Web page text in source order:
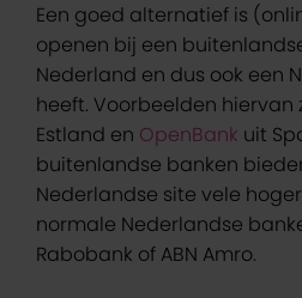
Een goed alternatief is
openen bij een
Nederland en dus ook een
heeft. Voorbeelden hiervan
Estland en OpenBank uit
buitenlandse banken
Nederlandse site vele
normale Nederlandse
Rabobank of ABN Amro.